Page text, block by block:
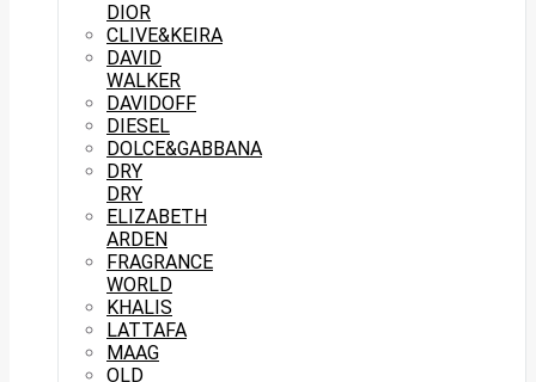
DIOR
CLIVE&KEIRA
DAVID
WALKER
DAVIDOFF
DIESEL
DOLCE&GABBANA
DRY
DRY
ELIZABETH
ARDEN
FRAGRANCE
WORLD
KHALIS
LATTAFA
MAAG
OLD